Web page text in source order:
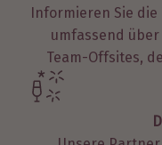
Informieren Sie
umfassend
Team-Offsites,